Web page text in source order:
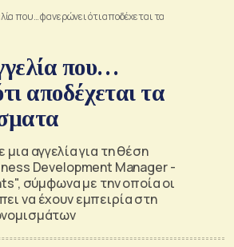
που… φανερώνει ότι αποδέχεται τα
που…
αποδέχεται τα
αγγελία για τη θέση
Development Manager -
σύμφωνα με την οποία οι
να έχουν εμπειρία στη